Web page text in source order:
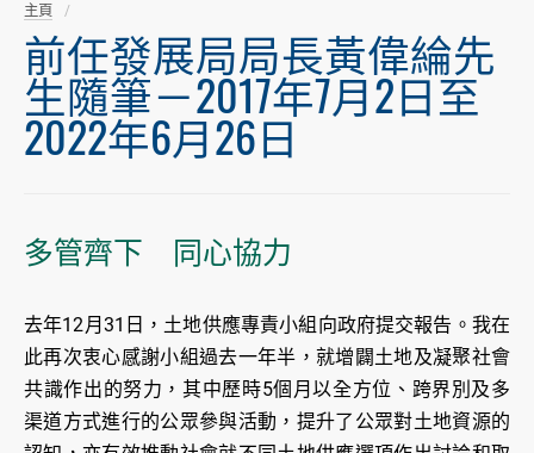
主頁
前任發展局局長黃偉綸先
生隨筆－2017年7月2日至
2022年6月26日
多管齊下 同心協力
去年12月31日，土地供應專責小組向政府提交報告。我在
此再次衷心感謝小組過去一年半，就增闢土地及凝聚社會
共識作出的努力，其中歷時5個月以全方位、跨界別及多
渠道方式進行的公眾參與活動，提升了公眾對土地資源的